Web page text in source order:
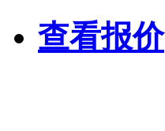
查看报价